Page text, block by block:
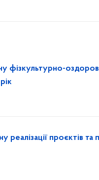
фізкультурно-
проєктів та